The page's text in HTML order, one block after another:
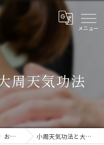
周天気功法
お知らせ 小周天気功法と大周天気功法